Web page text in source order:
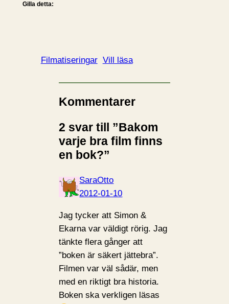
Gilla detta:
Filmatiseringar Vill läsa
Kommentarer
2 svar till ”Bakom
varje bra film finns
en bok?”
SaraOtto
2012-01-10
Jag tycker att Simon &
Ekarna var väldigt rörig. Jag
tänkte flera gånger att
”boken är säkert jättebra”.
Filmen var väl sådär, men
med en riktigt bra historia.
Boken ska verkligen läsas